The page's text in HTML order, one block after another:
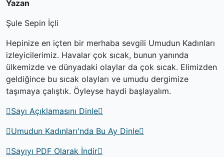
Yazan
Şule Sepin İçli
Hepinize en içten bir merhaba sevgili Umudun Kadınları
izleyicilerimiz. Havalar çok sıcak, bunun yanında
ülkemizde ve dünyadaki olaylar da çok sıcak. Elimizden
geldiğince bu sıcak olayları ve umudu dergimize
taşımaya çalıştık. Öyleyse haydi başlayalım.
Sayı Açıklamasını Dinle
Umudun Kadınları'nda Bu Ay Dinle
Sayıyı PDF Olarak İndir